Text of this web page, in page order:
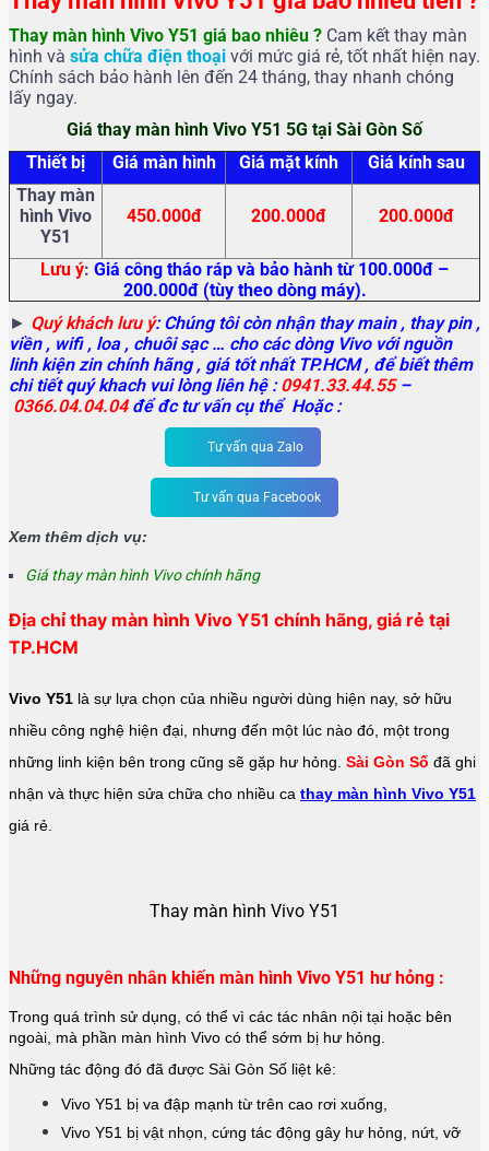
Thay màn hình Vivo Y51 giá bao nhiêu ? Cam kết thay màn
hình và sửa chữa điện thoại với mức giá rẻ, tốt nhất hiện nay.
Chính sách bảo hành lên đến 24 tháng, thay nhanh chóng
lấy ngay.
Giá thay màn hình Vivo Y51 5G tại Sài Gòn Số
Thiết bị
Giá màn hình Giá mặt kính
Giá kính sau
Thay màn
hình Vivo
Y51
450.000đ 200.000đ 200.000đ
Lưu ý: Giá công tháo ráp và bảo hành từ 100.000đ –
200.000đ (tùy theo dòng máy).
► Quý khách lưu ý: Chúng tôi còn nhận thay main, thay pin ,
viền , wifi , loa , chuôi sạc … cho các dòng Vivo với nguồn
linh kiện zin chính hãng , giá tốt nhất TP.HCM , để biết thêm
chi tiết quý khach vui lòng liên hệ :0941.33.44.55–
0366.04.04.04để đc tư vấn cụ thể Hoặc :
Tư vấn qua Zalo
Tư vấn qua Facebook
Xem thêm dịch vụ:
Giá thay màn hình Vivo chính hãng
Địa chỉ thay màn hình Vivo Y51 chính hãng, giá rẻ tại
TP.HCM
Vivo Y51 là sự lựa chọn của nhiều người dùng hiện nay, sở hữu
nhiều công nghệ hiện đại, nhưng đến một lúc nào đó, một trong
những linh kiện bên trong cũng sẽ gặp hư hỏng. Sài Gòn Số đã ghi
nhận và thực hiện sửa chữa cho nhiều ca thay màn hình Vivo Y51
giá rẻ.
Thay màn hình Vivo Y51
Những nguyên nhân khiến màn hình Vivo Y51 hư hỏng :
Trong quá trình sử dụng, có thể vì các tác nhân nội tại hoặc bên
ngoài, mà phần màn hình Vivo có thể sớm bị hư hỏng.
Những tác động đó đã được Sài Gòn Số liệt kê:
Vivo Y51 bị va đập mạnh từ trên cao rơi xuống,
Vivo Y51 bị vật nhọn, cứng tác động gây hư hỏng, nứt, vỡ